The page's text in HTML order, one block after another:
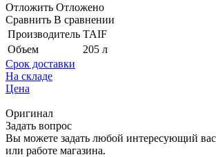
Отложить Отложено
Сравнить В сравнении
Производитель TAIF
Объем
205 л
Срок доставки
На складе
Цена
Оригинал
Задать вопрос
Вы можете задать любой интересующий
или работе магазина.